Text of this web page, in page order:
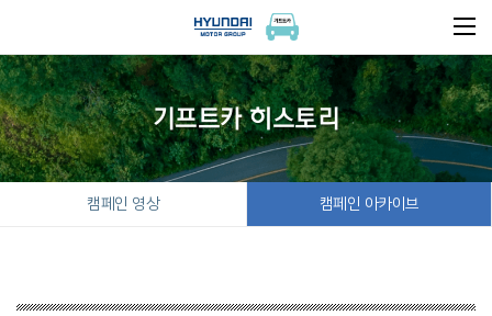
기프트카 히스토리
캠페인 영상 캠페인 아카이브